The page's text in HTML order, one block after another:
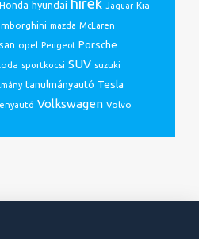
Honda hyundai hírek Jaguar Kia
mazda McLaren
opel Peugeot Porsche
sportkocsi SUV suzuki
tanulmányautó Tesla
Volkswagen Volvo